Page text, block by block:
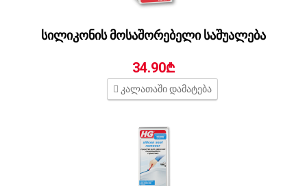
სილიკონის მოსაშორებელი საშუალება
34.90₾
კალათაში დამატება